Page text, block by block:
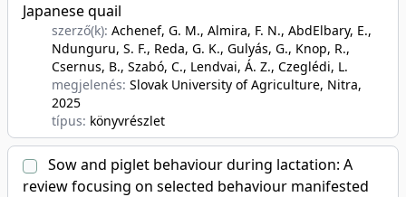
Japanese quail
szerző(k): Achenef, G. M., Almira, F. N., AbdElbary, E.,
Ndunguru, S. F., Reda, G. K., Gulyás, G., Knop, R.,
Csernus, B., Szabó, C., Lendvai, Á. Z., Czeglédi, L.
megjelenés: Slovak University of Agriculture, Nitra,
2025
típus: könyvrészlet
Sow and piglet behaviour during lactation: A
review focusing on selected behaviour manifested